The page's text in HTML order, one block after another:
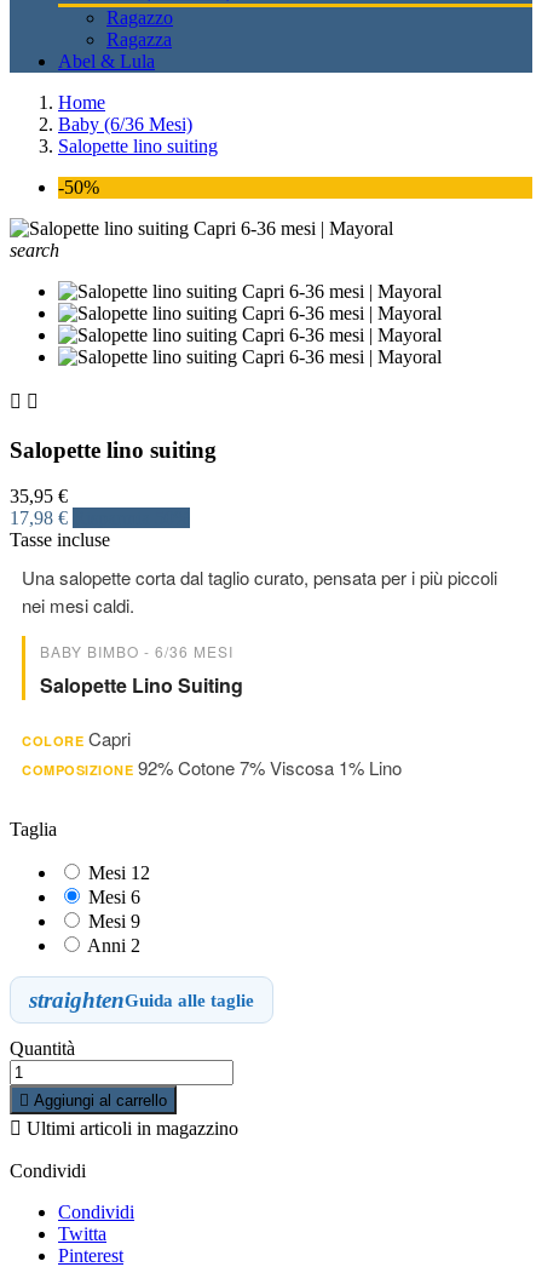
Ragazzo
Ragazza
Abel & Lula
Home
Baby (6/36 Mesi)
Salopette lino suiting
-50%
search
 
Salopette lino suiting
35,95 €
17,98 €
Tasse incluse
Una salopette corta dal taglio curato, pensata per i più piccoli
nei mesi caldi.
BABY BIMBO - 6/36 MESI
Salopette Lino Suiting
COLORE Capri
COMPOSIZIONE 92% Cotone 7% Viscosa 1% Lino
Taglia
Mesi 12
Mesi 6
Mesi 9
Anni 2
straightenGuida alle taglie
Quantità
 Aggiungi al carrello
 Ultimi articoli in magazzino
Condividi
Condividi
Twitta
Pinterest